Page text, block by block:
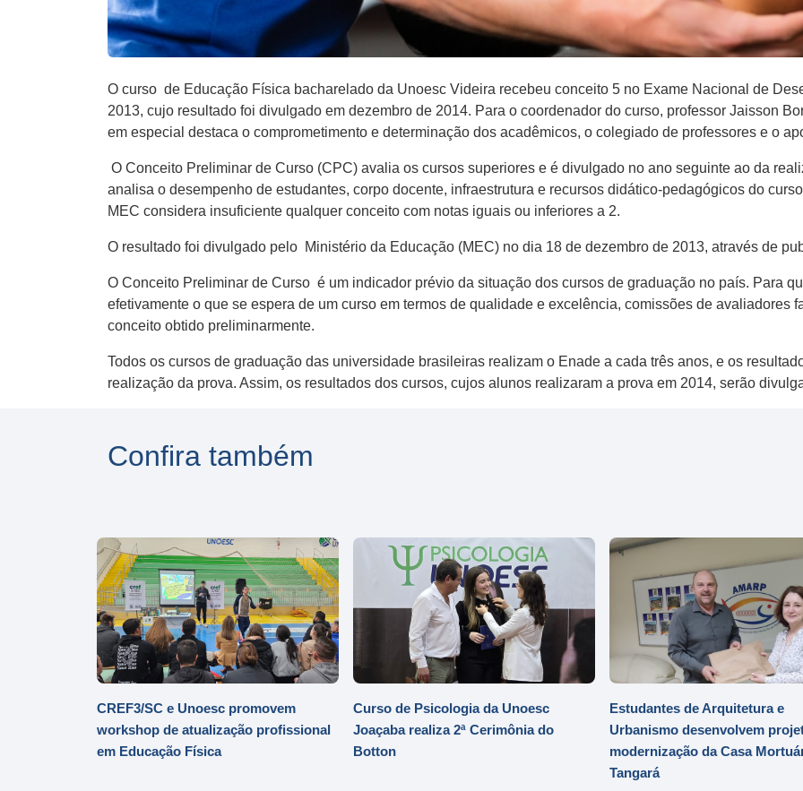
O curso de Educação Física bacharelado da Unoesc Videira recebeu conceito 5 no Exame Nacional de
2013, cujo resultado foi divulgado em dezembro de 2014. Para o coordenador do curso, professor Jaisson
em especial destaca o comprometimento e determinação dos acadêmicos, o colegiado de professores e o
O Conceito Preliminar de Curso (CPC) avalia os cursos superiores e é divulgado no ano seguinte ao da
analisa o desempenho de estudantes, corpo docente, infraestrutura e recursos didático-pedagógicos do
MEC considera insuficiente qualquer conceito com notas iguais ou inferiores a 2.
O resultado foi divulgado pelo Ministério da Educação (MEC) no dia 18 de dezembro de 2013, através de
O Conceito Preliminar de Curso é um indicador prévio da situação dos cursos de graduação no país. Para
efetivamente o que se espera de um curso em termos de qualidade e excelência, comissões de avaliadores
conceito obtido preliminarmente.
Todos os cursos de graduação das universidade brasileiras realizam o Enade a cada três anos, e os
realização da prova. Assim, os resultados dos cursos, cujos alunos realizaram a prova em 2014, serão
Confira também
CREF3/SC e Unoesc promovem
workshop de atualização profissional
em Educação Física
Curso de Psicologia da Unoesc
Joaçaba realiza 2ª Cerimônia do
Botton
Estudantes de Arquitetura e
Urbanismo desenvolvem
modernização da Casa
Tangará